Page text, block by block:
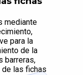
mediante
para la
de la
barreras,
las fichas